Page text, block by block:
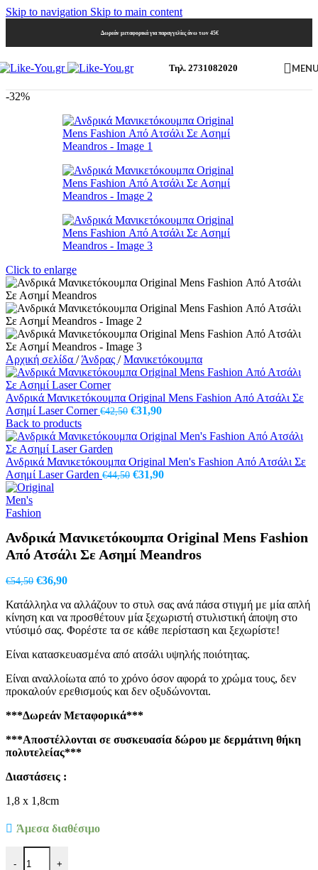
Skip to navigation Skip to main content
Δωρεάν μεταφορικά για παραγγελίες άνω των 45€
Τηλ. 2731082020
-32%
Click to enlarge
Αρχική σελίδα / Άνδρας / Μανικετόκουμπα
Ανδρικά Μανικετόκουμπα Original Mens Fashion Από Ατσάλι Σε
Ασημί Laser Corner€42,50 Original
was:
€31,90Η
τιμή
€31,90.
Back to products
Ανδρικά Μανικετόκουμπα Original Men's Fashion Από Ατσάλι Σε
Ασημί Laser Garden €44,50 Original
€31,90Η
Ανδρικά Μανικετόκουμπα Original Mens Fashion
Από Ατσάλι Σε Ασημί Meandros
€54,50 Original
was:
€54,50.
€36,90Η
τιμή
είναι:
€36,90.
Κατάλληλα να αλλάζουν το στυλ σας ανά πάσα στιγμή με μία απλή
κίνηση και να προσθέτουν μία ξεχωριστή στυλιστική άποψη στο
ντύσιμό σας. Φορέστε τα σε κάθε περίσταση και ξεχωρίστε!
Είναι κατασκευασμένα από ατσάλι υψηλής ποιότητας.
Είναι αναλλοίωτα από το χρόνο όσον αφορά το χρώμα τους, δεν
προκαλούν ερεθισμούς και δεν οξυδώνονται.
***Δωρεάν Μεταφορικά***
***Αποστέλλονται σε συσκευασία δώρου με δερμάτινη θήκη
πολυτελείας***
Διαστάσεις :
1,8 x 1,8cm
Άμεσα διαθέσιμο
-
Ανδρικά Μανικετόκουμπα Original Mens Fashion Από Ατσάλι Σε
+